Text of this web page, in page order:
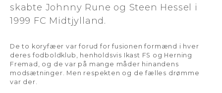
skabte Johnny Rune og Steen Hessel i
1999 FC Midtjylland.
De to koryfæer var forud for fusionen formænd i hver
deres fodboldklub, henholdsvis Ikast FS og Herning
Fremad, og de var på mange måder hinandens
modsætninger. Men respekten og de fælles drømme
var der.